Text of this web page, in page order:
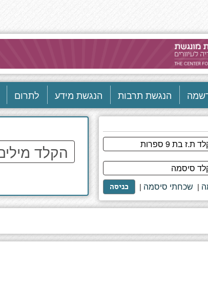
הנגשת תרבות הנגשת מידע לתרום
כניסה | שכחתי סיסמה |
הקלד
מילים
לחיפוש